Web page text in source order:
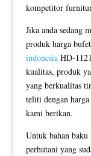
kompetitor
Jika anda sedang
produk harga
indonesiaHD-
kualitas, produk
yang berkualitas
teliti dengan
kami berikan.
Untuk bahan
perhutani yang